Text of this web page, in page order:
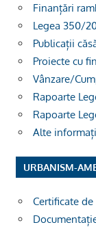
Finanțări
Legea 350/
Publicații
Proiecte cu
Vânzare/
Rapoarte
Rapoarte
Alte
URBANISM-
Certificate